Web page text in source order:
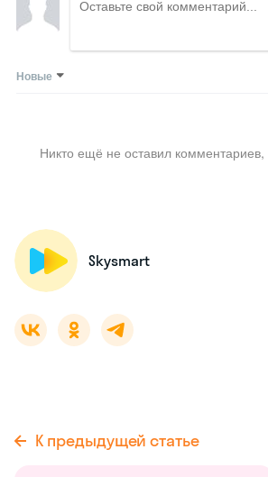
Новые
Никто ещё не оставил комментариев,
Skysmart
К предыдущей статье